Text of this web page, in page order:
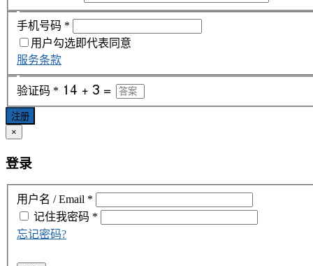
手机号码 *
用户勾选即代表同意
服务条款
验证码 *
注册
×
登录
用户名 / Email *
密码 *
记住我
忘记密码?